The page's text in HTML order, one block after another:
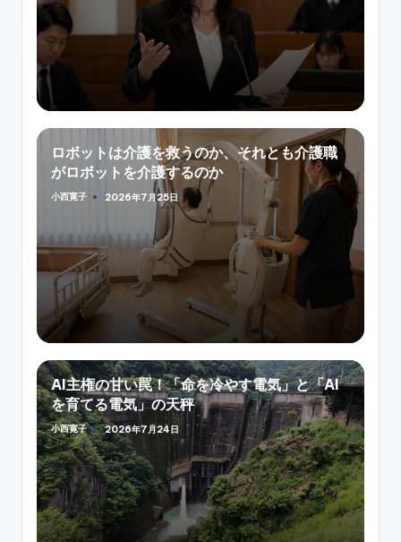
ロボットは介護を救うのか、それとも介護職
がロボットを介護するのか
Posted
小西寛子 2026年7月25日
AI主権の甘い罠！「命を冷やす電気」と「AI
を育てる電気」の天秤
Posted
by
小西寛子 2026年7月24日